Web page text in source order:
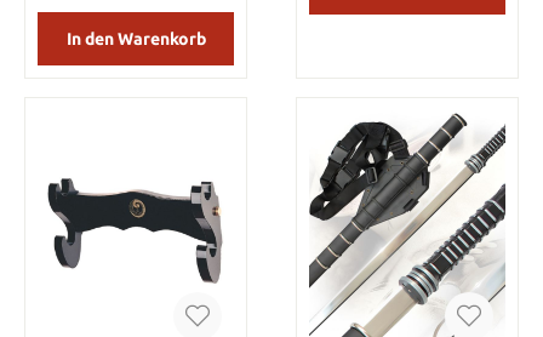
Stahlschaft mit
Ledergriffen und fein
Massivmetallbeschläge.
lasergravierten Kit Rae-
Emblem versehen,
einschließlich eines
Echtheitszertifikats. Der
Fantasy-Speer hat eine
und wird in zwei
In den Warenkorb